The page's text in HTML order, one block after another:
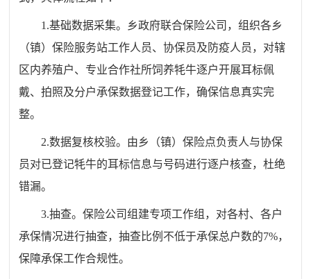
1.基础数据采集。乡政府联合保险公司，组织各乡
（镇）保险服务站工作人员、协保员及防疫人员，对辖
区内养殖户、专业合作社所饲养牦牛逐户开展耳标佩
戴、拍照及分户承保数据登记工作，确保信息真实完
整。
2.数据复核校验。由乡（镇）保险点负责人与协保
员对已登记牦牛的耳标信息与号码进行逐户核查，杜绝
错漏。
3.抽查。保险公司组建专项工作组，对各村、各户
承保情况进行抽查，抽查比例不低于承保总户数的7%，
保障承保工作合规性。